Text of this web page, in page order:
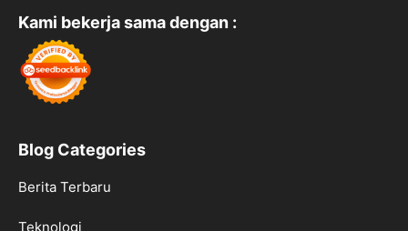
Kami bekerja sama dengan :
Blog Categories
Berita Terbaru
Teknologi